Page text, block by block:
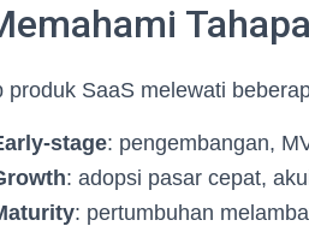
produk SaaS melewati
stage: pengembangan,
: adopsi pasar cepat,
: pertumbuhan